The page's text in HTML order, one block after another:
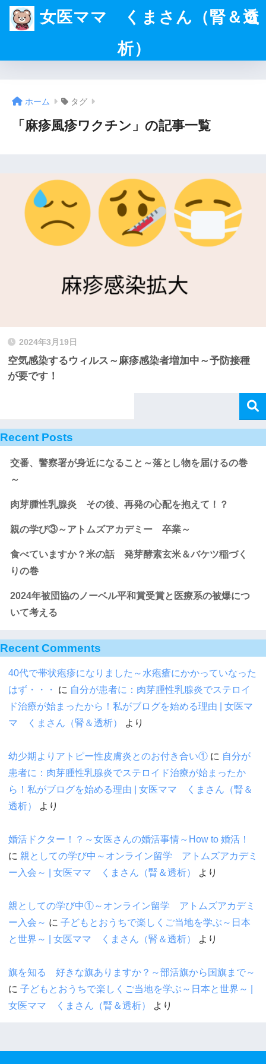
女医ママ くまさん（腎＆透
析）
ホーム タグ
「麻疹風疹ワクチン」の記事一覧
2024年3月19日
空気感染するウィルス～麻疹感染者増加中～予防接種
が要です！
Recent Posts
交番、警察署が身近になること～落とし物を届けるの巻
～
肉芽腫性乳腺炎 その後、再発の心配を抱えて！？
親の学び③～アトムズアカデミー 卒業～
食べていますか？米の話 発芽酵素玄米＆バケツ稲づく
りの巻
2024年被団協のノーベル平和賞受賞と医療系の被爆につ
いて考える
Recent Comments
40代で帯状疱疹になりました～水疱瘡にかかっていなった
はず・・・
に 自分が患者に：肉芽腫性乳腺炎でステロイ
ド治療が始まったから！私がブログを始める理由 | 女医マ
マ くまさん（腎＆透析）
より
幼少期よりアトピー性皮膚炎とのお付き合い① に 自分が
患者に：肉芽腫性乳腺炎でステロイド治療が始まったか
ら！私がブログを始める理由 | 女医ママ くまさん（腎＆
透析）
より
婚活ドクター！？～女医さんの婚活事情～How to 婚活！
に 親としての学び中～オンライン留学 アトムズアカデミ
ー入会～ | 女医ママ くまさん（腎＆透析）
より
親としての学び中①～オンライン留学 アトムズアカデミ
ー入会～ に 子どもとおうちで楽しくご当地を学ぶ～日本
と世界～ | 女医ママ くまさん（腎＆透析）
より
旗を知る 好きな旗ありますか？～部活旗から国旗まで～
に 子どもとおうちで楽しくご当地を学ぶ～日本と世界～ |
女医ママ くまさん（腎＆透析）
より